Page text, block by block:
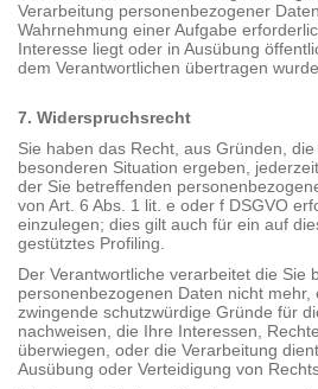
Verarbeitung personenbezogener
Wahrnehmung einer Aufgabe
Interesse liegt oder in Ausübung
dem Verantwortlichen übertragen wurde.
7. Widerspruchsrecht
Sie haben das Recht, aus Gründen,
besonderen Situation ergeben,
der Sie betreffenden
von Art. 6 Abs. 1 lit. e oder f DSGVO
einzulegen; dies gilt auch für ein auf
gestütztes Profiling.
Der Verantwortliche verarbeitet die Sie
personenbezogenen Daten nicht mehr,
zwingende schutzwürdige Gründe für
nachweisen, die Ihre Interessen,
überwiegen, oder die Verarbeitung
Ausübung oder Verteidigung von